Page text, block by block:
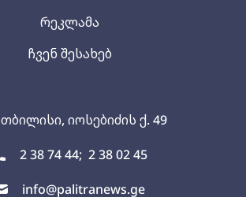
თბილისი, იოსებიძის ქ. 49
2 38 74 44; 2 38 02 45
info@palitranews.ge
რეკლამა
ჩვენ შესახებ